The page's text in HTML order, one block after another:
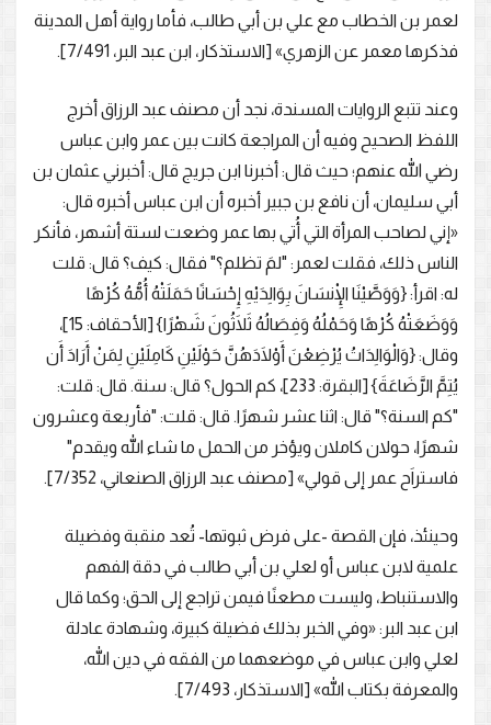
لعمر بن الخطاب مع علي بن أبي طالب، فأما رواية أهل المدينة
فذكرها معمر عن الزهري» [الاستذكار، ابن عبد البر، 7/491].
وعند تتبع الروايات المسندة، نجد أن مصنف عبد الرزاق أخرج
اللفظ الصحيح وفيه أن المراجعة كانت بين عمر وابن عباس
رضي الله عنهم؛ حيث قال: أخبرنا ابن جريج قال: أخبرني عثمان بن
أبي سليمان، أن نافع بن جبير أخبره أن ابن عباس أخبره قال:
«إني لصاحب المرأة التي أُتي بها عمر وضعت لستة أشهر، فأنكر
الناس ذلك، فقلت لعمر: "لمَ تظلم؟" فقال: كيف؟ قال: قلت
له: اقرأ: {وَوَصَّيْنَا الْإِنسَانَ بِوَالِدَيْهِ إِحْسَانًا حَمَلَتْهُ أُمُّهُ كُرْهًا
وَوَضَعَتْهُ كُرْهًا وَحَمْلُهُ وَفِصَالُهُ ثَلَاثُونَ شَهْرًا} [الأحقاف: 15]،
وقال: {وَالْوَالِدَاتُ يُرْضِعْنَ أَوْلَادَهُنَّ حَوْلَيْنِ كَامِلَيْنِ لِمَنْ أَرَادَ أَن
يُتِمَّ الرَّضَاعَةَ} [البقرة: 233]، كم الحول؟ قال: سنة. قال: قلت:
"كم السنة؟" قال: اثنا عشر شهرًا. قال: قلت: "فأربعة وعشرون
شهرًا، حولان كاملان ويؤخر من الحمل ما شاء الله ويقدم"
فاستراَح عمر إلى قولي» [مصنف عبد الرزاق الصنعاني، 7/352].
وحينئذ، فإن القصة -على فرض ثبوتها- تُعد منقبة وفضيلة
علمية لابن عباس أو لعلي بن أبي طالب في دقة الفهم
والاستنباط، وليست مطعنًا فيمن تراجع إلى الحق؛ وكما قال
ابن عبد البر: «وفي الخبر بذلك فضيلة كبيرة، وشهادة عادلة
لعلي وابن عباس في موضعهما من الفقه في دين الله،
والمعرفة بكتاب الله» [الاستذكار، 7/493].